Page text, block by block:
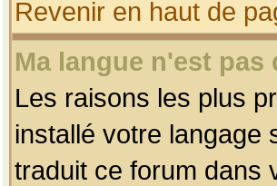
Revenir en haut de
Ma langue n'est pas
Les raisons les plus
installé votre langage
traduit ce forum dans